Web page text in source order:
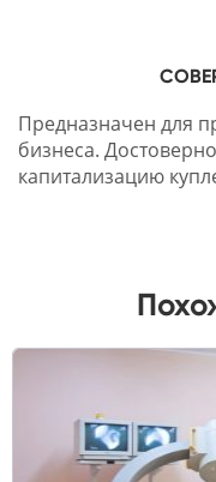
Предназначен для
бизнеса.
капитализацию